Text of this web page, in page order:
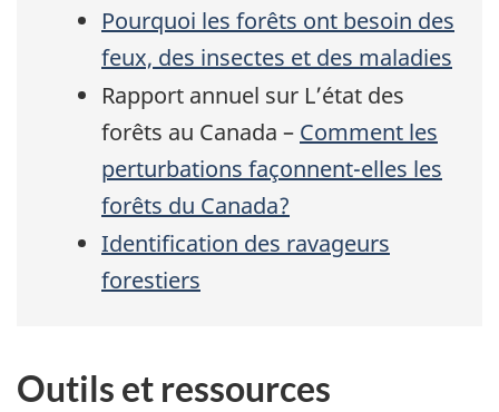
Pourquoi les forêts ont besoin des
feux, des insectes et des maladies
Rapport annuel sur L’état des
forêts au Canada – Comment les
perturbations façonnent-elles les
forêts du Canada?
Identification des ravageurs
forestiers
Outils et ressources